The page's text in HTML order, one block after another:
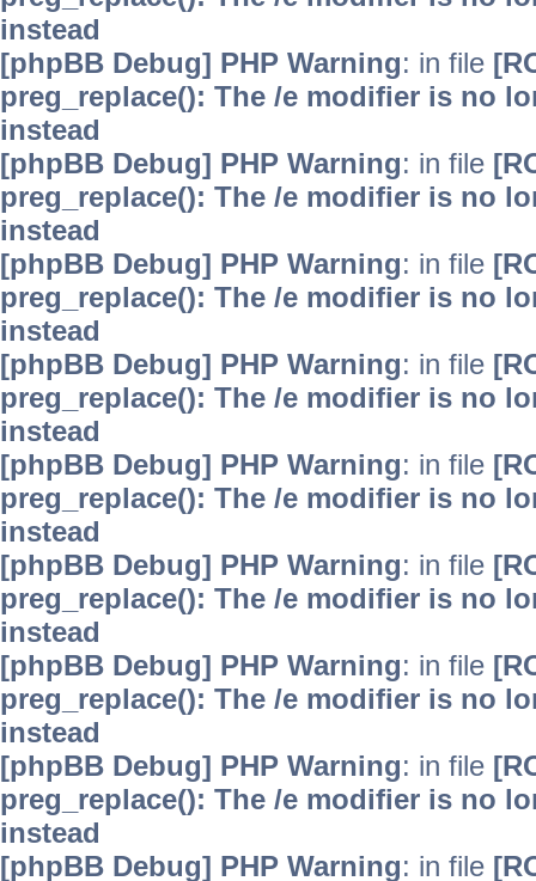
instead
[phpBB Debug] PHP Warning: in file
preg_replace(): The /e modifier is no
instead
[phpBB Debug] PHP Warning: in file
preg_replace(): The /e modifier is no
instead
[phpBB Debug] PHP Warning: in file
preg_replace(): The /e modifier is no
instead
[phpBB Debug] PHP Warning: in file
preg_replace(): The /e modifier is no
instead
[phpBB Debug] PHP Warning: in file
preg_replace(): The /e modifier is no
instead
[phpBB Debug] PHP Warning: in file
preg_replace(): The /e modifier is no
instead
[phpBB Debug] PHP Warning: in file
preg_replace(): The /e modifier is no
instead
[phpBB Debug] PHP Warning: in file
preg_replace(): The /e modifier is no
instead
[phpBB Debug] PHP Warning: in file